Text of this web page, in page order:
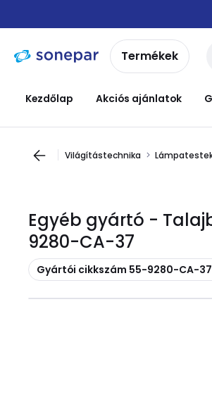
navigációhoztartalomra
Termékek
Kezdőlap Akciós ajánlatok
Világítástechnika
Egyéb gyártó -
9280-CA-37
Másolás
Gyártói cikkszám 55-9280-CA-37